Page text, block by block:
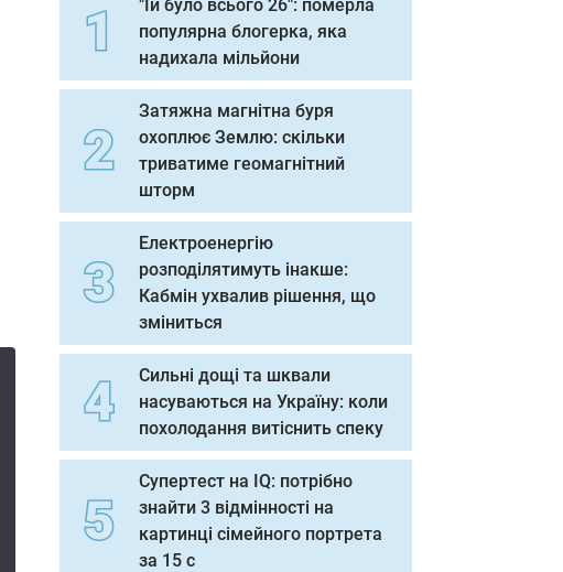
"Їй було всього 26": померла
популярна блогерка, яка
надихала мільйони
Затяжна магнітна буря
охоплює Землю: скільки
триватиме геомагнітний
шторм
Електроенергію
розподілятимуть інакше:
Кабмін ухвалив рішення, що
зміниться
Сильні дощі та шквали
насуваються на Україну: коли
похолодання витіснить спеку
Супертест на IQ: потрібно
знайти 3 відмінності на
картинці сімейного портрета
за 15 с